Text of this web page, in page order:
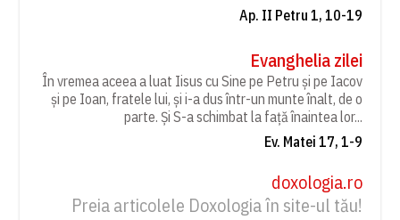
Ap. II Petru 1, 10-19
Evanghelia zilei
În vremea aceea a luat Iisus cu Sine pe Petru și pe Iacov
și pe Ioan, fratele lui, și i-a dus într-un munte înalt, de o
parte. Și S-a schimbat la față înaintea lor...
Ev. Matei 17, 1-9
doxologia.ro
Preia articolele Doxologia în site-ul tău!